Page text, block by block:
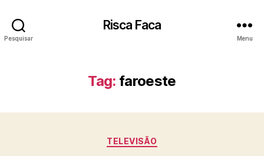
Pesquisar
Risca Faca
Menu
Tag: faroeste
Categorias
TELEVISÃO